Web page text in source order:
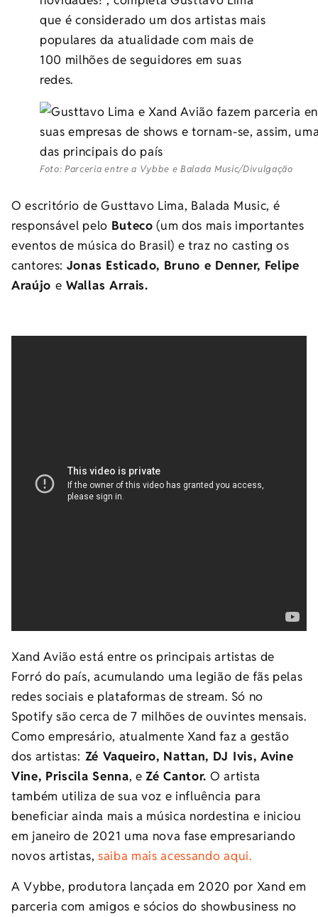
que é considerado um dos artistas mais
populares da atualidade com mais de
100 milhões de seguidores em suas
redes.
Foto: Parceria entre a Vybbe e Balada Music/Divulgação
O escritório de Gusttavo Lima, Balada Music, é
responsável pelo Buteco (um dos mais importantes
eventos de música do Brasil) e traz no casting os
cantores: Jonas Esticado, Bruno e Denner, Felipe
Araújo e Wallas Arrais.
Xand Avião está entre os principais artistas de
Forró do país, acumulando uma legião de fãs pelas
redes sociais e plataformas de stream. Só no
Spotify são cerca de 7 milhões de ouvintes mensais.
Como empresário, atualmente Xand faz a gestão
dos artistas: Zé Vaqueiro, Nattan, DJ Ivis, Avine
Vine, Priscila Senna, eZé Cantor. O artista
também utiliza de sua voz e influência para
beneficiar ainda mais a música nordestina e iniciou
em janeiro de 2021 uma nova fase empresariando
novos artistas, saiba mais acessando aqui.
A Vybbe, produtora lançada em 2020 por Xand em
parceria com amigos e sócios do showbusiness no